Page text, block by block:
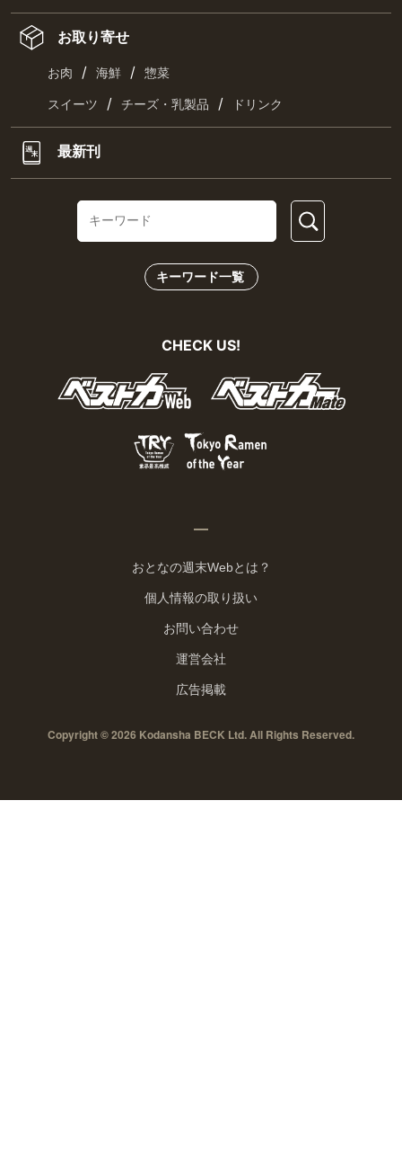
お取り寄せ
お肉 / 海鮮 / 惣菜
スイーツ / チーズ・乳製品 / ドリンク
最新刊
キーワード一覧
CHECK US!
おとなの週末Webとは？
個人情報の取り扱い
お問い合わせ
運営会社
広告掲載
Copyright © 2026 Kodansha BECK Ltd. All Rights Reserved.